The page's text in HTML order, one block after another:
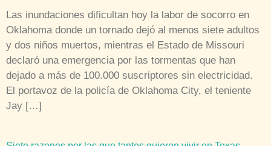
Cinco de las 10 ciudades que más rápido crecieron entre
2011 y 2012 en Estados Unidos están en Texas, de
acuerdo con las últimas cifras de la Oficina del Censo
del país. Nueva York ocupa el primer lugar, de lejos, en
cuanto a incremento total de la población, pero Houston
es segunda y San […]